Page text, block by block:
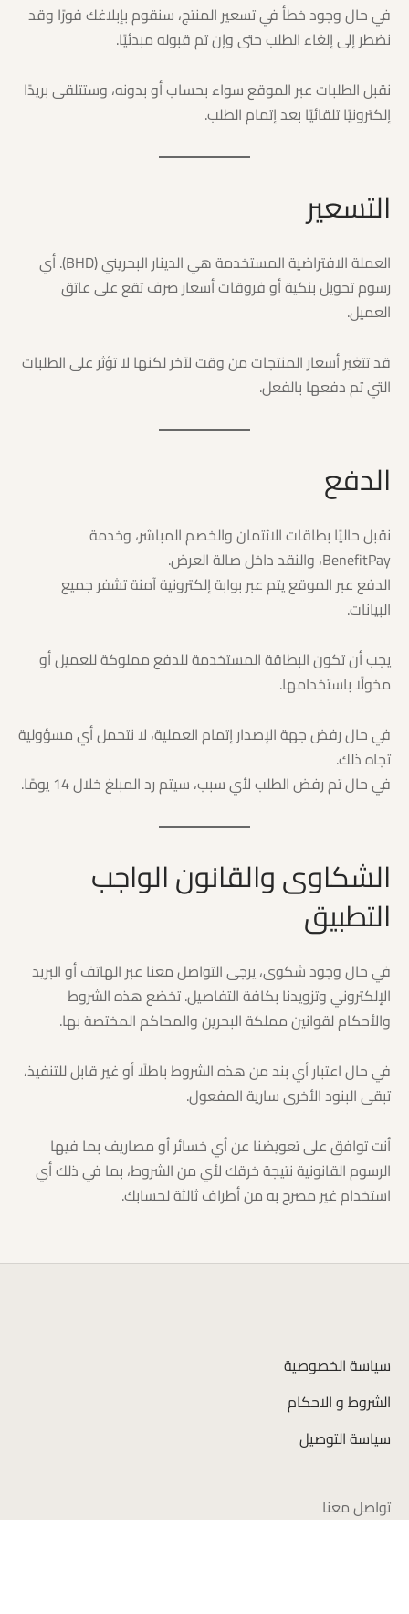
في حال وجود خطأ في تسعير المنتج، سنقوم بإبلاغك فورًا وقد
نضطر إلى إلغاء الطلب حتى وإن تم قبوله مبدئيًا.
نقبل الطلبات عبر الموقع سواء بحساب أو بدونه، وستتلقى بريدًا
إلكترونيًا تلقائيًا بعد إتمام الطلب.
التسعير
العملة الافتراضية المستخدمة هي الدينار البحريني (BHD). أي
رسوم تحويل بنكية أو فروقات أسعار صرف تقع على عاتق
العميل.
قد تتغير أسعار المنتجات من وقت لآخر لكنها لا تؤثر على الطلبات
التي تم دفعها بالفعل.
الدفع
نقبل حاليًا بطاقات الائتمان والخصم المباشر، وخدمة
BenefitPay، والنقد داخل صالة العرض.
الدفع عبر الموقع يتم عبر بوابة إلكترونية آمنة تشفر جميع
البيانات.
يجب أن تكون البطاقة المستخدمة للدفع مملوكة للعميل أو
مخولًا باستخدامها.
في حال رفض جهة الإصدار إتمام العملية، لا نتحمل أي مسؤولية
تجاه ذلك.
في حال تم رفض الطلب لأي سبب، سيتم رد المبلغ خلال 14 يومًا.
الشكاوى والقانون الواجب
التطبيق
في حال وجود شكوى، يرجى التواصل معنا عبر الهاتف أو البريد
الإلكتروني وتزويدنا بكافة التفاصيل. تخضع هذه الشروط
والأحكام لقوانين مملكة البحرين والمحاكم المختصة بها.
في حال اعتبار أي بند من هذه الشروط باطلًا أو غير قابل للتنفيذ،
تبقى البنود الأخرى سارية المفعول.
أنت توافق على تعويضنا عن أي خسائر أو مصاريف بما فيها
الرسوم القانونية نتيجة خرقك لأي من الشروط، بما في ذلك أي
استخدام غير مصرح به من أطراف ثالثة لحسابك.
سياسة الخصوصية
الشروط و الاحكام
سياسة التوصيل
تواصل معنا